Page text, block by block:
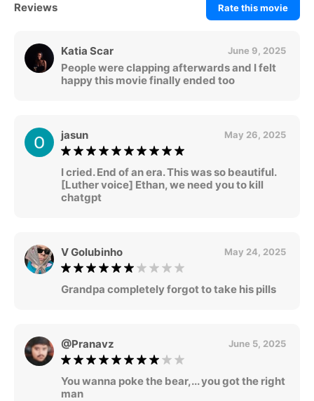
Reviews Rate this movie
Katia Scar June 9, 2025
People were clapping afterwards and I felt
happy this movie finally ended too
jasun May 26, 2025
I cried. End of an era. This was so beautiful.
[Luther voice] Ethan, we need you to kill
chatgpt
V Golubinho May 24, 2025
Grandpa completely forgot to take his pills
@Pranavz June 5, 2025
You wanna poke the bear,... you got the right
man